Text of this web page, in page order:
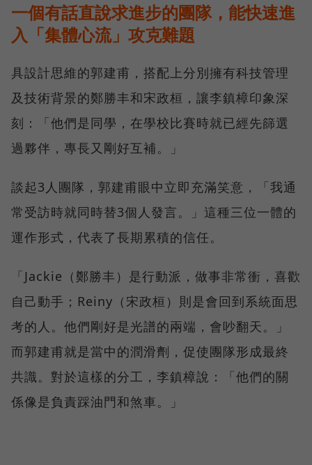
一個有話直說求進步的團隊，能快速進
入「集體心流」攻克難題
具設計思維的郭建甫，搭配上分別擁有科技管理
及技術背景的鄭勝丰和宋政桓，讓李鎮樟印象深
刻：「他們是同學，在學校比賽時就已經先篩選
過夥伴，專長又剛好互補。」
談起3人團隊，郭建甫眼中立即充滿笑意，「我通
常受訪時就同時替3個人發言。」這種三位一體的
運作形式，代表了長期累積的信任。
「Jackie（鄭勝丰）是行動派，做事非常衝，喜歡
自己動手；Reiny（宋政桓）則是會回到系統面思
考的人。他們剛好是光譜的兩端，會吵翻天。」
而郭建甫就是當中的潤滑劑，促使團隊形成最終
共識。對於這樣的分工，李鎮樟說：「他們的關
係像是負責踩油門和煞車。」